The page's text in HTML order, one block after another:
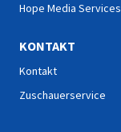
Hope Media Services
KONTAKT
Kontakt
Zuschauerservice